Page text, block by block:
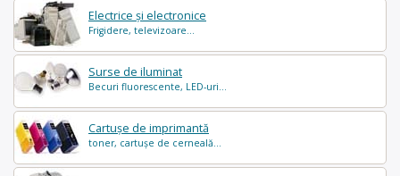
Electrice și electronice
Frigidere, televizoare...
Surse de iluminat
Becuri fluorescente, LED-uri...
Cartușe de imprimantă
toner, cartușe de cerneală...